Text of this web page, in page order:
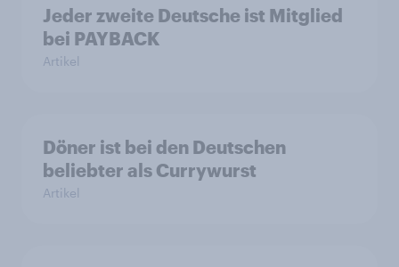
Jeder zweite Deutsche ist Mitglied
bei PAYBACK
Artikel
Döner ist bei den Deutschen
beliebter als Currywurst
Artikel